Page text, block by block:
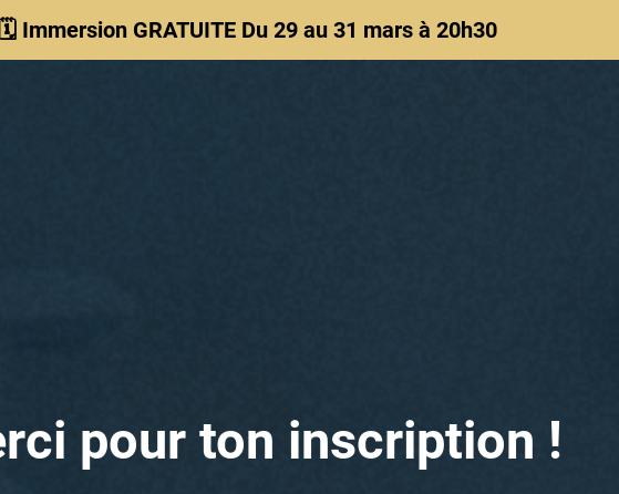
Immersion GRATUITE Du 29 au 31 mars à 20h30
pour ton inscription !